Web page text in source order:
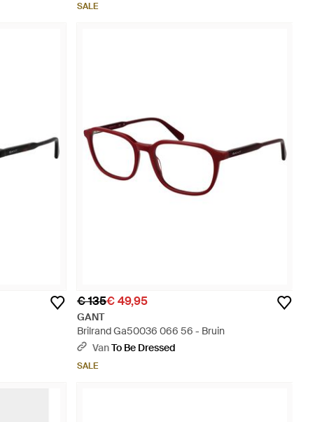
SALE
€ 135€ 49,95
GANT
Brilrand Ga50036 066 56 - Bruin
VanTo Be Dressed
SALE